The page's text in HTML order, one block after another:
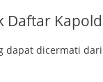
Daftar
dapat dicermati